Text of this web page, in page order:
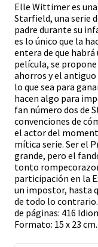
Elle Wittimer es
Starfield, una serie
padre durante su
es lo único que la
entera de que habrá
película, se
ahorros y el antiguo
lo que sea para
hacen algo para
fan número dos de
convenciones de
el actor del
mítica serie. Ser el
grande, pero el
tonto
participación en la
un impostor, hasta
de todo lo
de páginas: 416
Formato: 15 x 23